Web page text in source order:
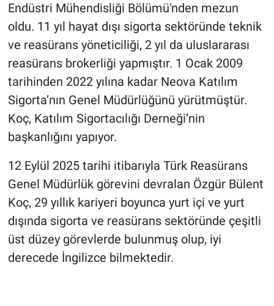
Endüstri Mühendisliği Bölümü'nden mezun
oldu. 11 yıl hayat dışı sigorta sektöründe teknik
ve reasürans yöneticiliği, 2 yıl da uluslararası
reasürans brokerliği yapmıştır. 1 Ocak 2009
tarihinden 2022 yılına kadar Neova Katılım
Sigorta’nın Genel Müdürlüğünü yürütmüştür.
Koç, Katılım Sigortacılığı Derneği’nin
başkanlığını yapıyor.
12 Eylül 2025 tarihi itibarıyla Türk Reasürans
Genel Müdürlük görevini devralan Özgür Bülent
Koç, 29 yıllık kariyeri boyunca yurt içi ve yurt
dışında sigorta ve reasürans sektöründe çeşitli
üst düzey görevlerde bulunmuş olup, iyi
derecede İngilizce bilmektedir.